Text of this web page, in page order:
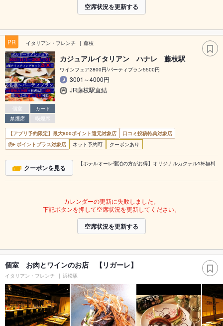
空席状況を更新する
PR イタリアン・フレンチ 藤枝
個室
カード
禁煙席
喫煙席
カジュアルイタリアン ハナレ 藤枝駅
ワインフェア2800円/パーティプラン5500円
3001～4000円
JR藤枝駅直結
【アプリ予約限定】最大800ポイント還元対象店
口コミ投稿特典対象店
ポイントプラス対象店
ネット予約可 クーポンあり
クーポンを見る 【ホテルオーレ宿泊の方がお得】オリジナルカクテル1杯無料
カレンダーの更新に失敗しました。
下記ボタンを押して空席状況を更新してください。
空席状況を更新する
個室 お肉とワインのお店 【リガーレ】
イタリアン・フレンチ 浜松駅